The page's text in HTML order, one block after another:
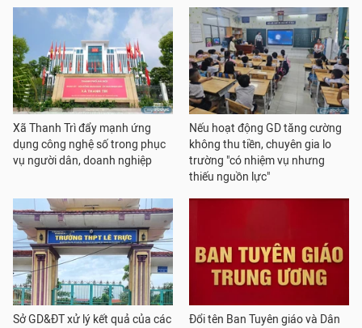
Xã Thanh Trì đẩy mạnh ứng
dụng công nghệ số trong phục
vụ người dân, doanh nghiệp
Nếu hoạt động GD tăng cường
không thu tiền, chuyên gia lo
trường "có nhiệm vụ nhưng
thiếu nguồn lực"
Sở GD&ĐT xử lý kết quả của các
Đổi tên Ban Tuyên giáo và Dân